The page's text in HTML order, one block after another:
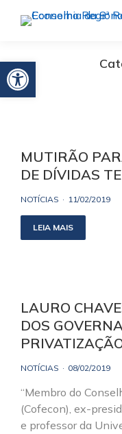
Barra de Ferramentas Aberta
MUTIRÃO
DE DÍVIDAS
NOTÍCIAS 11/02/2019
LEIA MAIS
LAURO
DOS
NOTÍCIAS 08/02/2019
“Membro do
(Cofecon), ex-
e professor da